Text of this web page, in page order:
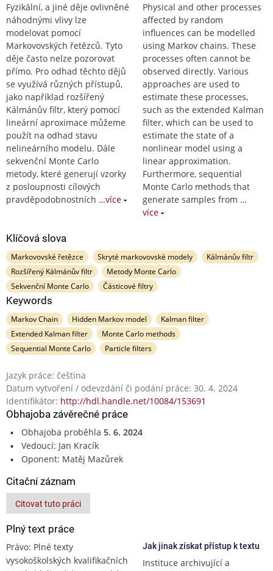
Fyzikální, a jiné děje ovlivněné
náhodnými vlivy lze
modelovat pomocí
Markovovských řetězců. Tyto
děje často nelze pozorovat
přímo. Pro odhad těchto dějů
se využívá různých přístupů,
jako například rozšířený
Kálmánův filtr, který pomocí
lineární aproximace můžeme
použít na odhad stavu
nelineárního modelu. Dále
sekvenční Monte Carlo
metody, které generují vzorky
z posloupnosti cílových
pravděpodobnostních …více
Physical and other processes
affected by random
influences can be modelled
using Markov chains. These
processes often cannot be
observed directly. Various
approaches are used to
estimate these processes,
such as the extended Kalman
filter, which can be used to
estimate the state of a
nonlinear model using a
linear approximation.
Furthermore, sequential
Monte Carlo methods that
generate samples from …
více
Klíčová slova
Markovovské řetězce Skryté markovovské modely
Kálmánův filtr
Rozšířený Kálmánův filtr
Metody Monte Carlo
Sekvenční Monte Carlo
Částicové filtry
Keywords
Markov Chain Hidden Markov model
Kalman filter
Extended Kalman filter
Monte Carlo methods
Sequential Monte Carlo
Particle filters
Jazyk práce: čeština
Datum vytvoření / odevzdání či podání práce: 30. 4. 2024
Identifikátor: http://hdl.handle.net/10084/153691
Obhajoba závěrečné práce
Obhajoba proběhla 5. 6. 2024
Vedoucí: Jan Kracík
Oponent: Matěj Mazůrek
Citační záznam
Citovat tuto práci
Plný text práce
Právo: Plné texty
vysokoškolských kvalifikačních
Jak jinak získat přístup k textu
Instituce archivující a